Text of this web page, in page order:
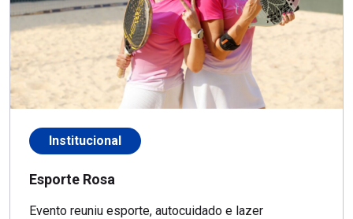
Institucional
Esporte Rosa
Evento reuniu esporte, autocuidado e lazer